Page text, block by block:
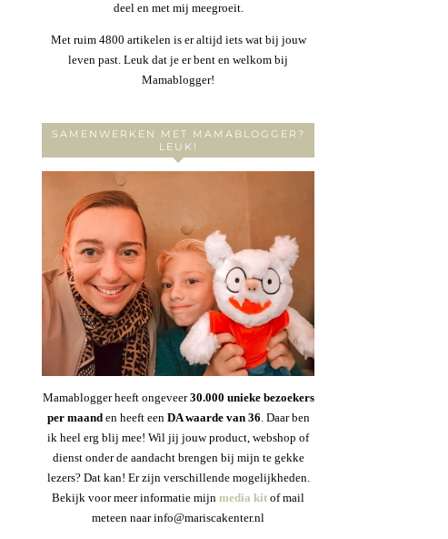
deel en met mij meegroeit.
Met ruim 4800 artikelen is er altijd iets wat bij jouw
leven past. Leuk dat je er bent en welkom bij
Mamablogger!
SAMENWERKEN MET MAMABLOGGER?
LEUK!
Mamablogger heeft ongeveer30.000 unieke bezoekers
per maanden heeft een DA waarde van 36. Daar ben
ik heel erg blij mee! Wil jij jouw product, webshop of
dienst onder de aandacht brengen bij mijn te gekke
lezers? Dat kan! Er zijn verschillende mogelijkheden.
Bekijk voor meer informatie mijn media kit of mail
meteen naar info@mariscakenter.nl